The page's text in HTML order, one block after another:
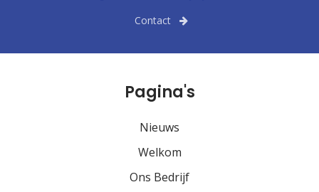
Contact
Pagina's
Nieuws
Welkom
Ons Bedrijf